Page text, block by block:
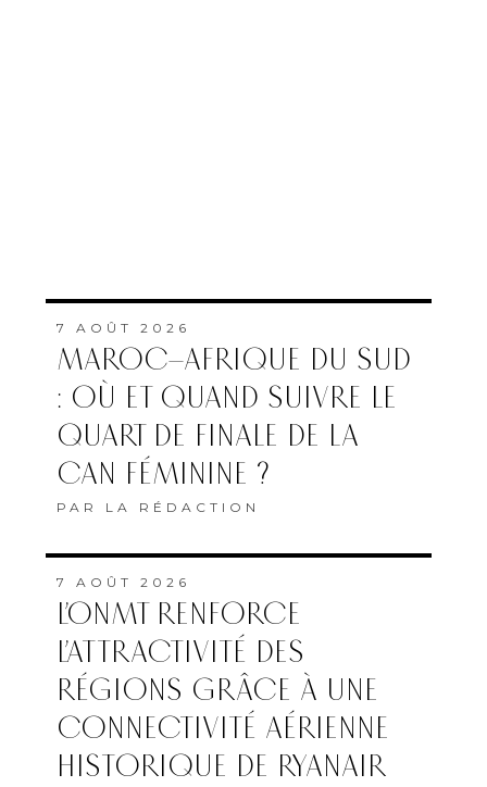
7 AOÛT 2026
MAROC–AFRIQUE DU SUD
: OÙ ET QUAND SUIVRE LE
QUART DE FINALE DE LA
CAN FÉMININE ?
PAR LA RÉDACTION
7 AOÛT 2026
L’ONMT RENFORCE
L’ATTRACTIVITÉ DES
RÉGIONS GRÂCE À UNE
CONNECTIVITÉ AÉRIENNE
HISTORIQUE DE RYANAIR